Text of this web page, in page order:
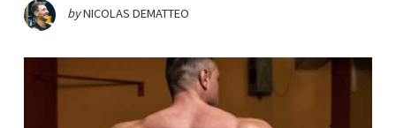
byNICOLAS DEMATTEO